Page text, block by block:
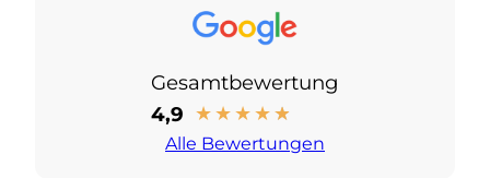
Gesamtbewertung
4,9 ★★★★★
Alle Bewertungen